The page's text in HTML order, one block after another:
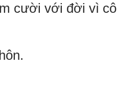
cười với đời vì cô